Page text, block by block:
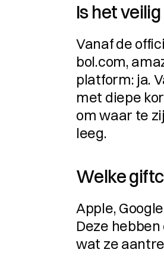
Is het
Vanaf de
bol.com,
platform: ja.
met diepe
om waar te
leeg.
Welke
Apple,
Deze
wat ze